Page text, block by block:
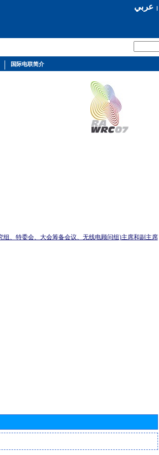
عربي|
组、特委会、大会筹备会议、无线电顾问组)主席和副主席
国际电联简介